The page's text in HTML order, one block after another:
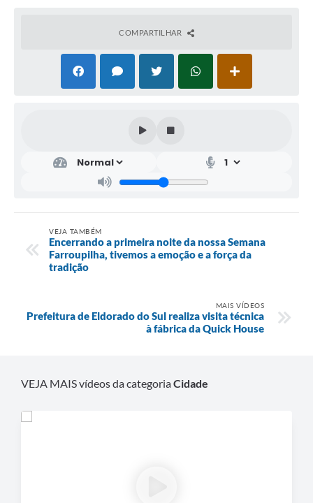
COMPARTILHAR
VEJA TAMBÉM
Encerrando a primeira noite da nossa Semana
Farroupilha, tivemos a emoção e a força da
tradição
MAIS VÍDEOS
Prefeitura de Eldorado do Sul realiza visita técnica
à fábrica da Quick House
VEJA MAIS vídeos da categoriaCidade